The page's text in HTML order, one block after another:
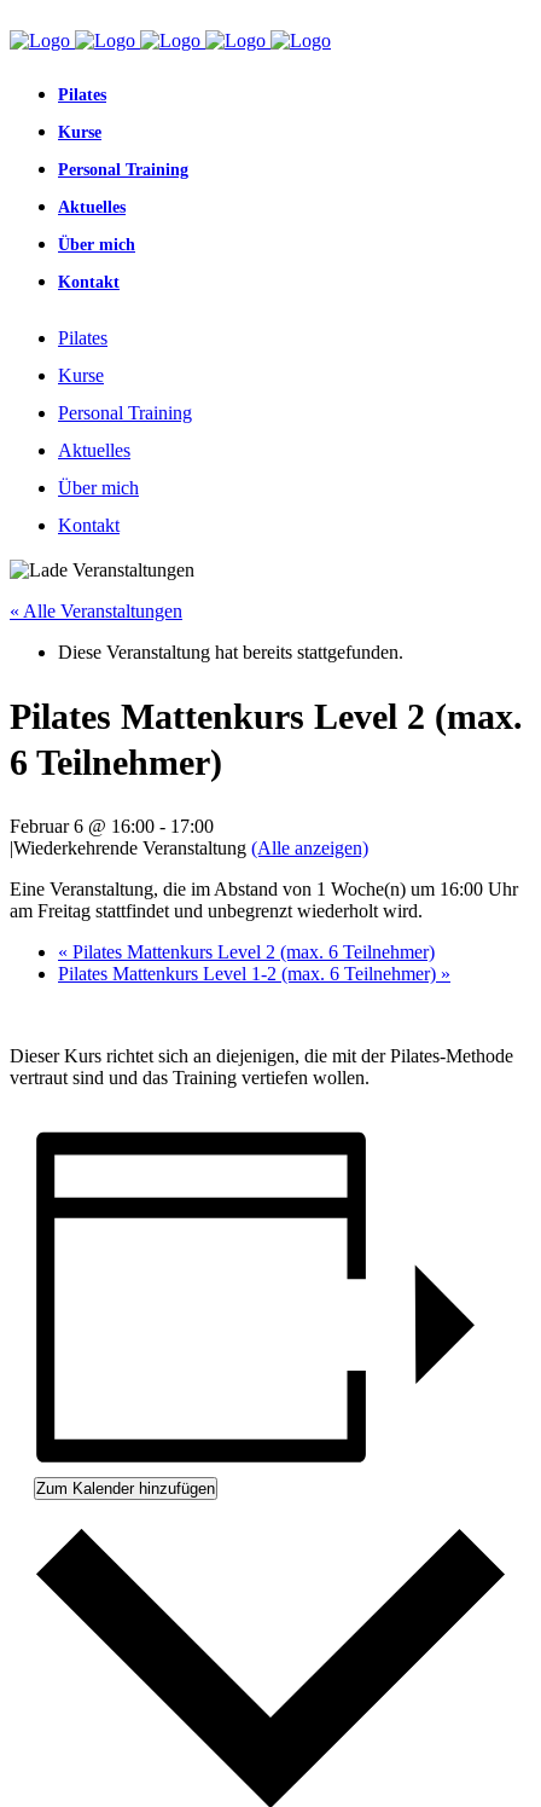
Pilates
Kurse
Personal Training
Aktuelles
Über mich
Kontakt
Pilates
Kurse
Personal Training
Aktuelles
Über mich
Kontakt
« Alle Veranstaltungen
Diese Veranstaltung hat bereits stattgefunden.
Pilates Mattenkurs Level 2 (max.
6 Teilnehmer)
Februar 6 @ 16:00 - 17:00
|Wiederkehrende Veranstaltung (Alle anzeigen)
Eine Veranstaltung, die im Abstand von 1 Woche(n) um 16:00 Uhr
am Freitag stattfindet und unbegrenzt wiederholt wird.
« Pilates Mattenkurs Level 2 (max. 6 Teilnehmer)
Pilates Mattenkurs Level 1-2 (max. 6 Teilnehmer) »
Dieser Kurs richtet sich an diejenigen, die mit der Pilates-Methode
vertraut sind und das Training vertiefen wollen.
Zum Kalender hinzufügen